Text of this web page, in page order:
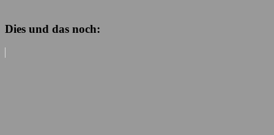
Dies und das noch: